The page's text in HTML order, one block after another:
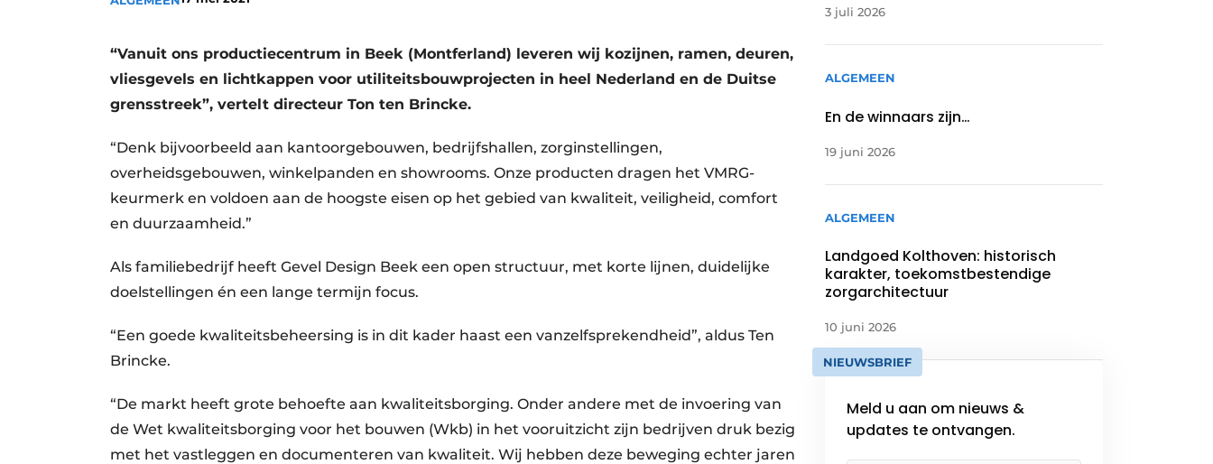
“Vanuit ons productiecentrum in Beek (Montferland) leveren wij kozijnen, ramen, deuren,
vliesgevels en lichtkappen voor utiliteitsbouwprojecten in heel Nederland en de Duitse
grensstreek”, vertelt directeur Ton ten Brincke.
“Denk bijvoorbeeld aan kantoorgebouwen, bedrijfshallen, zorginstellingen,
overheidsgebouwen, winkelpanden en showrooms. Onze producten dragen het VMRG-
keurmerk en voldoen aan de hoogste eisen op het gebied van kwaliteit, veiligheid, comfort
en duurzaamheid.”
Als familiebedrijf heeft Gevel Design Beek een open structuur, met korte lijnen, duidelijke
doelstellingen én een lange termijn focus.
“Een goede kwaliteitsbeheersing is in dit kader haast een vanzelfsprekendheid”, aldus Ten
Brincke.
“De markt heeft grote behoefte aan kwaliteitsborging. Onder andere met de invoering van
de Wet kwaliteitsborging voor het bouwen (Wkb) in het vooruitzicht zijn bedrijven druk bezig
met het vastleggen en documenteren van kwaliteit. Wij hebben deze beweging echter jaren
3 juli 2026
ALGEMEEN
En de winnaars zijn…
19 juni 2026
ALGEMEEN
Landgoed Kolthoven: historisch
karakter, toekomstbestendige
zorgarchitectuur
10 juni 2026
NIEUWSBRIEF
Meld u aan om nieuws &
updates te ontvangen.